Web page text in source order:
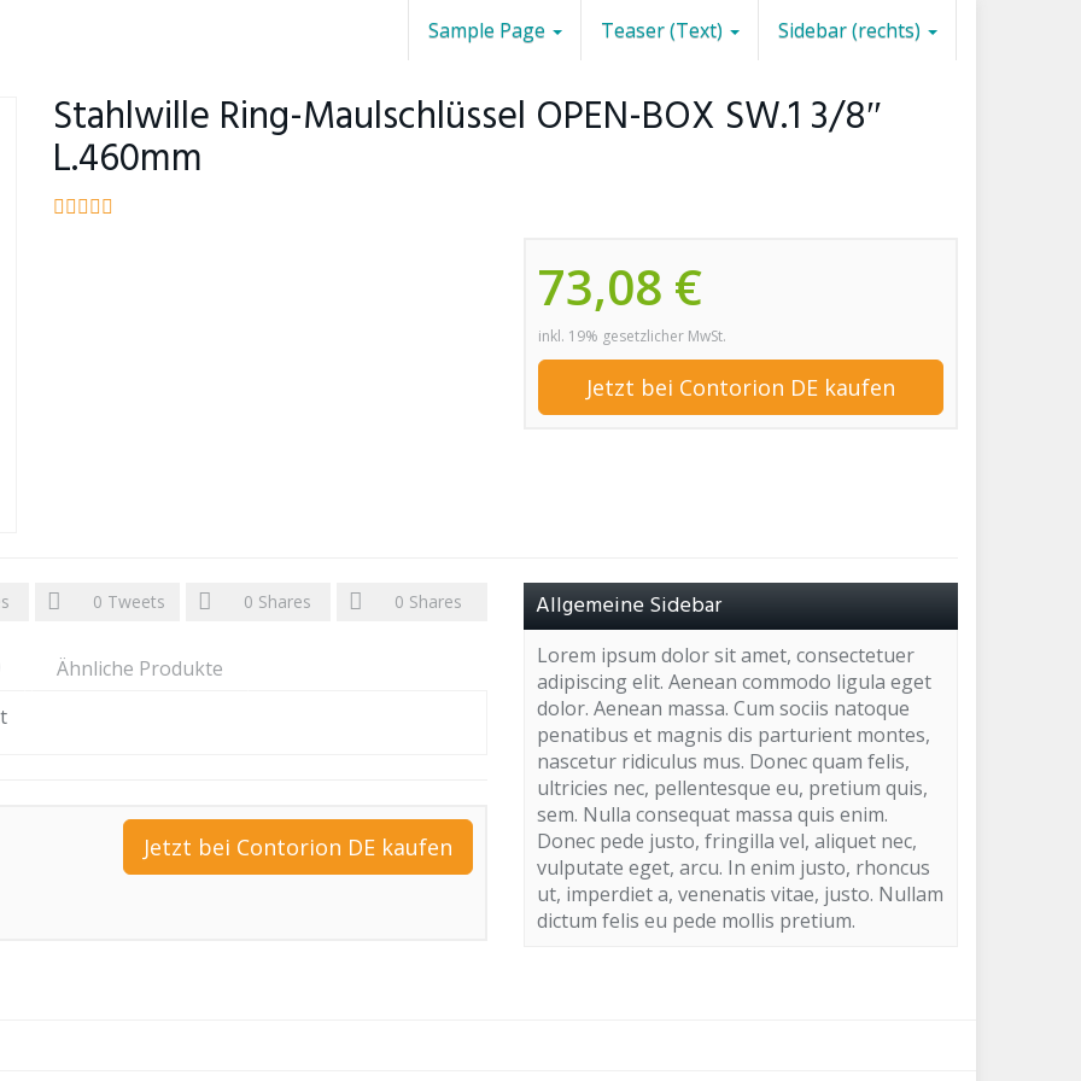
Sample Page Teaser (Text) Sidebar (rechts)
Stahlwille Ring-Maulschlüssel OPEN-BOX SW.1 3/8″
L.460mm
73,08 €
inkl. 19% gesetzlicher MwSt.
Jetzt bei Contorion DE kaufen
0 Tweets 0 Shares 0 Shares
Ähnliche Produkte
Jetzt bei Contorion DE kaufen
Allgemeine Sidebar
Lorem ipsum dolor sit amet, consectetuer
adipiscing elit. Aenean commodo ligula eget
dolor. Aenean massa. Cum sociis natoque
penatibus et magnis dis parturient montes,
nascetur ridiculus mus. Donec quam felis,
ultricies nec, pellentesque eu, pretium quis,
sem. Nulla consequat massa quis enim.
Donec pede justo, fringilla vel, aliquet nec,
vulputate eget, arcu. In enim justo, rhoncus
ut, imperdiet a, venenatis vitae, justo. Nullam
dictum felis eu pede mollis pretium.